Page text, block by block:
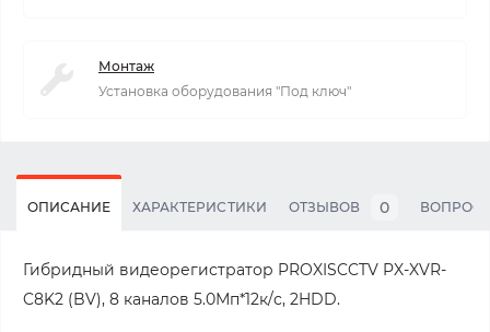
Монтаж
Установка оборудования "Под ключ"
ОПИСАНИЕ ХАРАКТЕРИСТИКИ ОТЗЫВОВ 0
Гибридный видеорегистратор PROXISCCTV PX-XVR-
C8K2 (BV), 8 каналов 5.0Мп*12к/с, 2HDD.